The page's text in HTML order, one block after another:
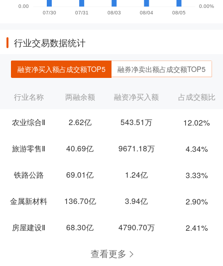
行业交易数据统计
融资净买入额占成交额TOP5 融券净卖出额占成交额TOP5
行业名称 两融余额 融资净买入额 占成交额比
农业综合Ⅱ 2.62亿 543.51万 12.02%
旅游零售Ⅱ 40.69亿 9671.18万 4.34%
铁路公路 69.01亿 1.24亿 3.33%
金属新材料 136.70亿 3.94亿 2.90%
房屋建设Ⅱ 68.30亿 4790.70万 2.41%
查看更多